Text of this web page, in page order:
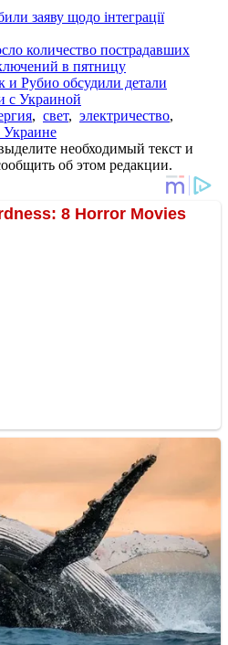
заяву щодо інтеграції
количество пострадавших
в пятницу
и Рубио обсудили детали
с Украиной
, свет, электричество,
необходимый текст и
об этом редакции.